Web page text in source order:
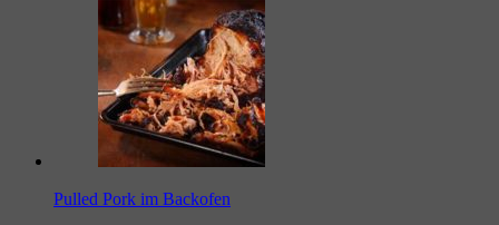
Pulled Pork im Backofen